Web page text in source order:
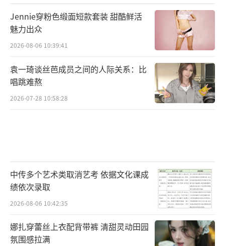
Jennie穿粉色缎面短款套装 甜酷鲜活
魅力出众
2026-08-06 10:39:41
袁一琦谈丝芭成员之间的人际关系：比
唱跳难熬
2026-07-28 10:58:28
中传多个艺术类取消艺考 依据文化课成
绩依次录取
2026-08-06 10:42:35
娜扎穿蕾丝上衣配背带裤 清甜灵动田园
氛围感拉满